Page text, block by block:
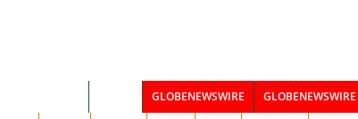
GLOBENEWSWIRE